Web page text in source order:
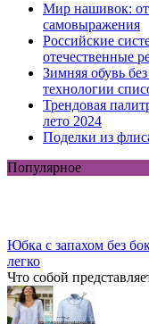
Мир нашивок: от
самовыражения
Российские
отечественные
Зимняя обувь
технологии
Трендовая
лето 2024
Поделки из
Популярное
Юбка с запахом без
легко
Что собой